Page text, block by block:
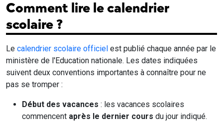
Comment lire le calendrier
scolaire ?
Le calendrier scolaire officiel est publié chaque année par le
ministère de l'Education nationale. Les dates indiquées
suivent deux conventions importantes à connaître pour ne
pas se tromper :
Début des vacances : les vacances scolaires
commencent après le dernier cours du jour indiqué.